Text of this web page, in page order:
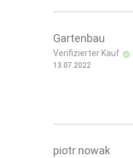
Gartenbau
Verifizierter Kauf
13.07.2022
piotr nowak